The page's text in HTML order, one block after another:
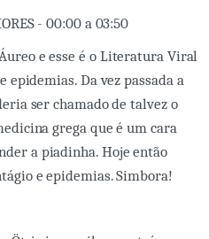
- 00:00 a 03:50
e esse é o Literatura Viral
Da vez passada a
ser chamado de talvez o
grega que é um cara
a piadinha. Hoje então
e epidemias. Simbora!